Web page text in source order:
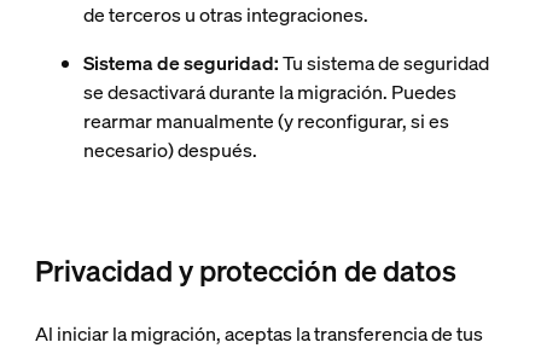
de terceros u otras integraciones.
Sistema de seguridad:Tu sistema de seguridad
se desactivará durante la migración. Puedes
rearmar manualmente (y reconfigurar, si es
necesario) después.
Privacidad y protección de datos
Al iniciar la migración, aceptas la transferencia de tus